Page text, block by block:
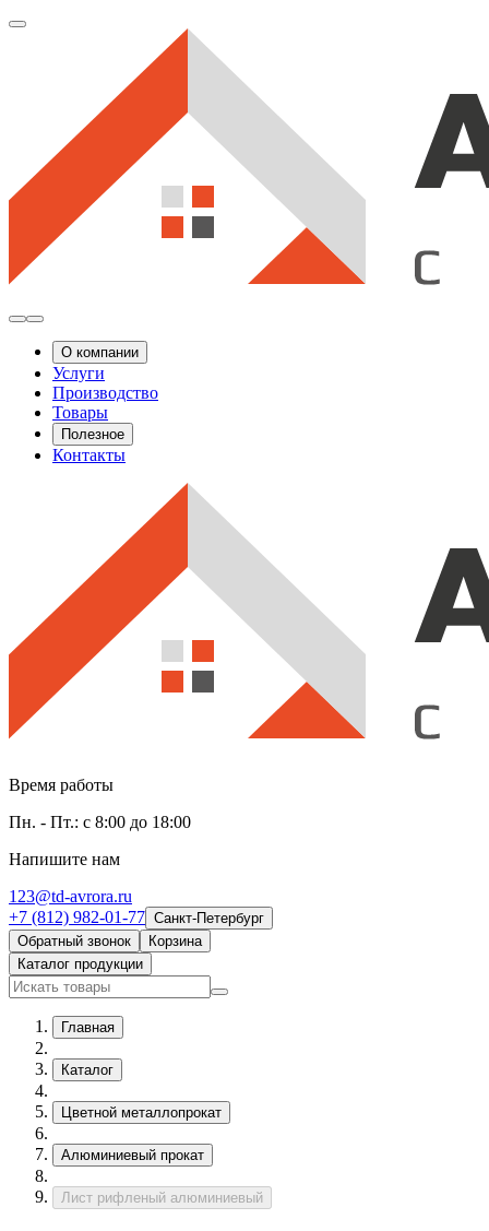
О компании
Услуги
Производство
Товары
Полезное
Контакты
Время работы
Пн. - Пт.: с 8:00 до 18:00
Напишите нам
123@td-avrora.ru
+7 (812) 982-01-77 Санкт-Петербург
Обратный звонок
Корзина
Каталог продукции
Главная
Каталог
Цветной металлопрокат
Алюминиевый прокат
Лист рифленый алюминиевый